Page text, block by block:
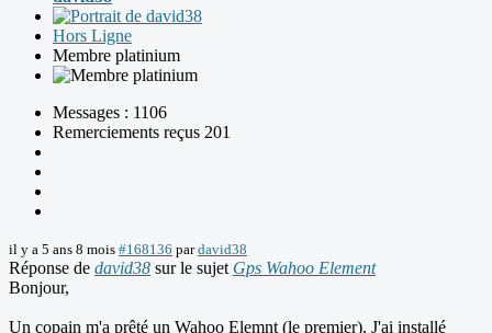
Hors Ligne
Membre platinium
Messages : 1106
Remerciements reçus 201
il y a 5 ans 8 mois #168136 pardavid38
Réponse de david38 sur le sujet Gps Wahoo Element
Bonjour,
Un copain m'a prêté un Wahoo Elemnt (le premier). J'ai installé